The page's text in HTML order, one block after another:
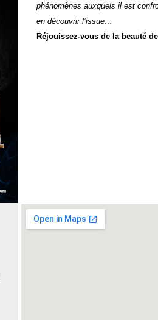
phénomènes auxquels il est
en découvrir l’issue…
Réjouissez-vous de la beauté